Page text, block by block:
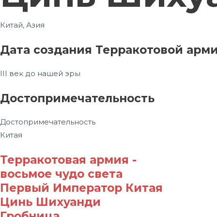
Китай, Азия
Дата создания Терракотовой
III век до нашей эры
Достопримечательность
Достопримечательность
Китая
Терракотовая армия -
восьмое чудо света
Первый Император Китая
Цинь Шихуанди